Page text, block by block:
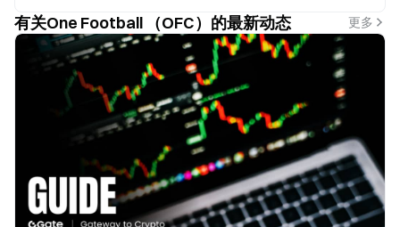
有关One Football （OFC）的最新动态 更多